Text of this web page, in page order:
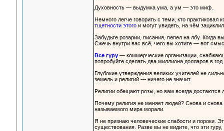
Духовность — выдумка ума, а ум — это миф.
Немного легче говорить с теми, кто
тщетности этогои могут увидеть, на чём
Забудьте розарии, писания, пепел на лбу. Когда
Сжечь внутри вас всё, чего вы хотите — вот
Все гуру— коммерческие организации,
попробуйте сделать два миллиона долларов в
Глубокие утверждения великих учителей не
земель и религий — ничего не значит.
Религии обещают розы, но вам всегда
Почему религия не меняет людей? Снова и
называемого мира морали.
Я не признаю человеческие слабости и пороки.
существования. Разве вы не видите, что эти